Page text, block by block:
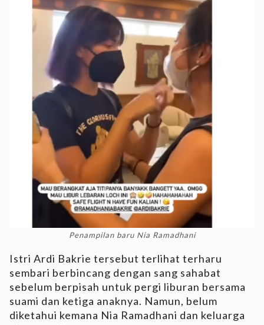
Penampilan baru Nia Ramadhani
Istri Ardi Bakrie tersebut terlihat terharu
sembari berbincang dengan sang sahabat
sebelum berpisah untuk pergi liburan bersama
suami dan ketiga anaknya. Namun, belum
diketahui kemana Nia Ramadhani dan keluarga